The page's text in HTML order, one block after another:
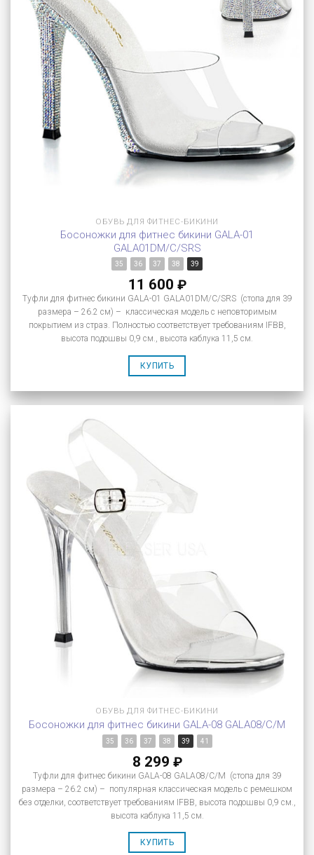
ОБУВЬ ДЛЯ ФИТНЕС-БИКИНИ
Босоножки для фитнес бикини GALA-01
GALA01DM/C/SRS
35 36 37 38 39
11 600 ₽
Туфли для фитнес бикини GALA-01 GALA01DM/C/SRS (стопа для 39
размера – 26.2 см) – классическая модель с неповторимым
покрытием из страз. Полностью соответствует требованиям IFBB,
высота подошвы 0,9 см., высота каблука 11,5 см.
КУПИТЬ
ОБУВЬ ДЛЯ ФИТНЕС-БИКИНИ
Босоножки для фитнес бикини GALA-08 GALA08/C/M
35 36 37 38 39 41
8 299 ₽
Туфли для фитнес бикини GALA-08 GALA08/C/M (стопа для 39
размера – 26.2 см) – популярная классическая модель с ремешком
без отделки, соответствует требованиям IFBB, высота подошвы 0,9 см.,
высота каблука 11,5 см.
КУПИТЬ